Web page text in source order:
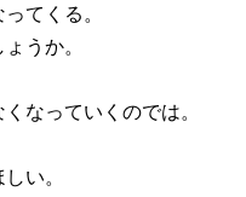
てくる。
うか。
なっていくのでは。
い。